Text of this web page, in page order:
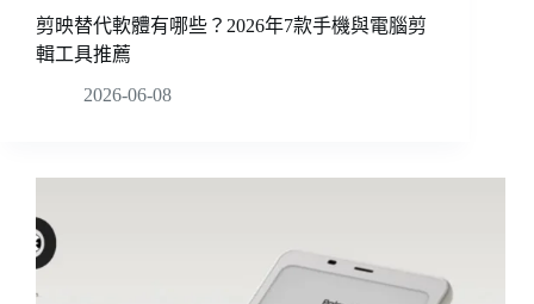
剪映替代軟體有哪些？2026年7款手機與電腦剪
輯工具推薦
2026-06-08